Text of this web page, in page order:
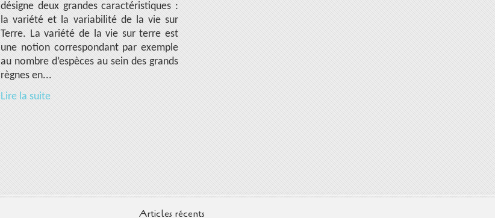
désigne deux grandes caractéristiques :
la variété et la variabilité de la vie sur
Terre. La variété de la vie sur terre est
une notion correspondant par exemple
au nombre d’espèces au sein des grands
règnes en...
Lire la suite
Articles récents